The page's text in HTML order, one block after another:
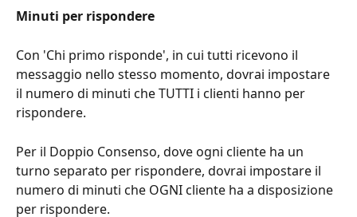
Minuti per rispondere
Con 'Chi primo risponde', in cui tutti ricevono il
messaggio nello stesso momento, dovrai impostare
il numero di minuti che TUTTI i clienti hanno per
rispondere.
Per il Doppio Consenso, dove ogni cliente ha un
turno separato per rispondere, dovrai impostare il
numero di minuti che OGNI cliente ha a disposizione
per rispondere.